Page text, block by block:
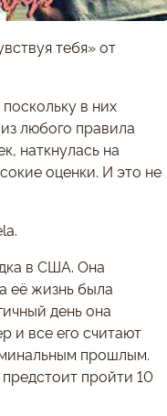
тебя» от
в них
любого правила
наткнулась на
оценки. И это не
в США. Она
её жизнь была
день она
и все его считают
прошлым.
пройти 10